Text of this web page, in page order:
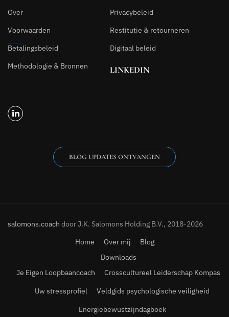
Over
Privacybeleid
Voorwaarden
Restitutie & retourneren
Betalingsbeleid
Digitaal beleid
Methodologie & Bronnen
LINKEDIN
BLOG UPDATES ONTVANGEN
salomons.coach door J.K. Salomons Holding B.V., 2018-2026
Home
Over mij
Blog
Downloads
Je Eigen Loopbaancoach
Crosscultureel Leiderschap Kompas
Uw stressprofiel
Veldgids psychologische veiligheid
Energiebewustzijndagboek